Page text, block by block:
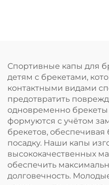
спортивная зубная
защита для футбола
Спортивные капы для
детям с брекетами,
контактными видами
предотвратить
одновременно
формуются с учётом
брекетов,
посадку. Наши капы
высококачественных
обеспечить
долговечность.